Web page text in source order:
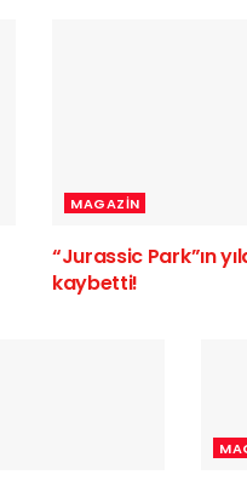
MAGAZIN
“Jurassic Park”ın
kaybetti!